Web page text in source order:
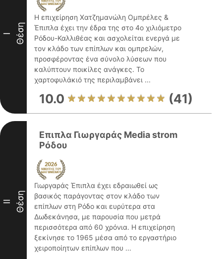
I Θέση
Η επιχείρηση Χατζημανώλη Ομπρέλες &
Έπιπλα έχει την έδρα της στο 4ο χιλιόμετρο
Ρόδου-Καλλιθέας και ασχολείται ενεργά με
τον κλάδο των επίπλων και ομπρελών,
προσφέροντας ένα σύνολο λύσεων που
καλύπτουν ποικίλες ανάγκες. Το
χαρτοφυλάκιό της περιλαμβάνει ...
10.0 (41)
II Θέση
Επιπλα Γιωργαράς Media strom
Ρόδου
Γιωργαράς Έπιπλα έχει εδραιωθεί ως
βασικός παράγοντας στον κλάδο των
επίπλων στη Ρόδο και ευρύτερα στα
Δωδεκάνησα, με παρουσία που μετρά
περισσότερα από 60 χρόνια. Η επιχείρηση
ξεκίνησε το 1965 μέσα από το εργαστήριο
χειροποίητων επίπλων που ...